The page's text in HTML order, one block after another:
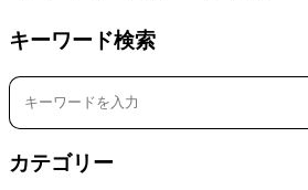
キーワード検索
カテゴリー